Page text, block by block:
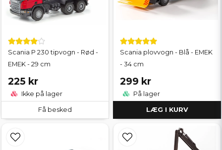
Scania P 230 tipvogn - Rød -
EMEK - 29 cm
225 kr
Ikke på lager
Få besked
Scania plovvogn - Blå - EMEK
- 34 cm
299 kr
På lager
LÆG I KURV